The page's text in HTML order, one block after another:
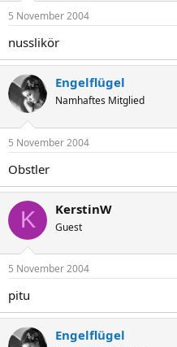
5 November 2004
nusslikör
Engelflügel
Namhaftes Mitglied
5 November 2004
Obstler
K KerstinW
Guest
5 November 2004
pitu
Engelflügel